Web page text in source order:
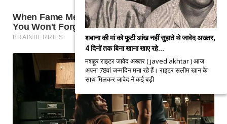
शबाना की मां को फूटी आंख नहीं सुहाते थे जावेद अख्तर,
4 दिनों तक बिना खाना खाए रहे...
मशहूर राइटर जावेद अख्तर ( javed akhtar ) आज
अपना 78वां जन्मदिन मना रहे हैं। राइटर सलीम खान के
साथ मिलकर जावेद ने कई बड़ी